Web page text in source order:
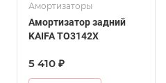
Амортизаторы
Амортизатор задний
KAIFA TO3142X
5 410 ₽